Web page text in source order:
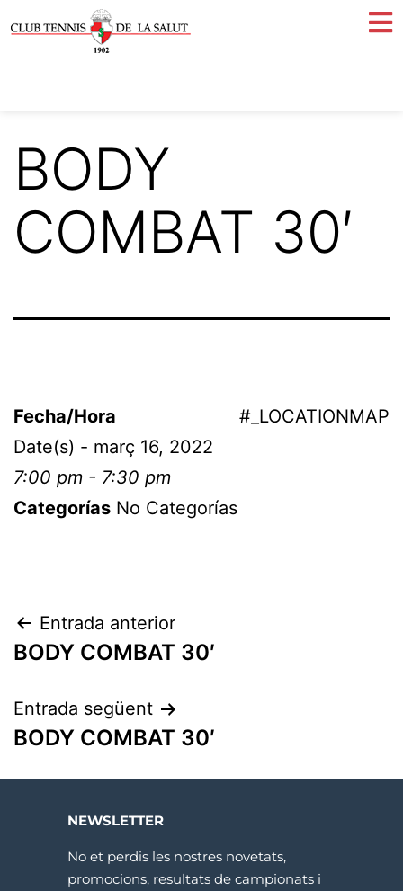
BODY
COMBAT 30′
#_LOCATIONMAP
Fecha/Hora
Date(s) - març 16, 2022
7:00 pm - 7:30 pm
Categorías No Categorías
Entrada anterior
BODY COMBAT 30′
Entrada següent
BODY COMBAT 30′
NEWSLETTER
No et perdis les nostres novetats,
promocions, resultats de campionats i